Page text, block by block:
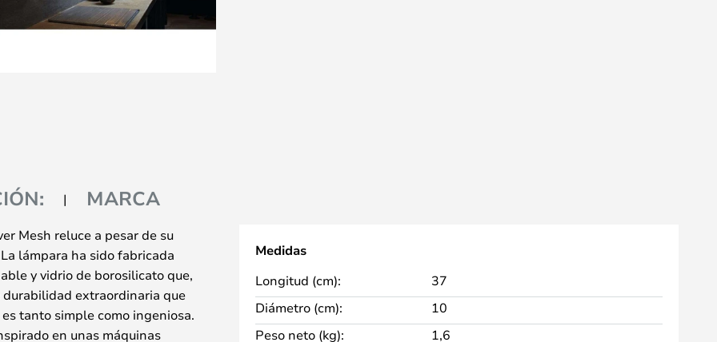
MARCA
Mesh reluce a pesar de su
lámpara ha sido fabricada
y vidrio de borosilicato que,
extraordinaria que
tanto simple como ingeniosa.
en unas máquinas
Medidas
Longitud (cm):
37
Diámetro (cm):
10
Peso neto (kg):
1,6